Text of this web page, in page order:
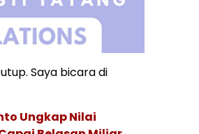
Saya bicara di
Ungkap Nilai